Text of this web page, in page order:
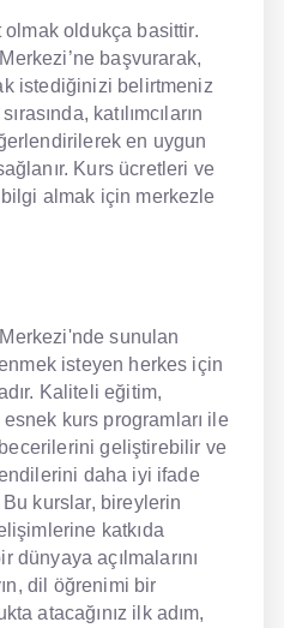
olmak oldukça basittir.
başvurarak,
istediğinizi belirtmeniz
katılımcıların
en uygun
Kurs ücretleri ve
almak için merkezle
sunulan
isteyen herkes için
Kaliteli eğitim,
kurs programları ile
becerilerini geliştirebilir ve
daha iyi ifade
kurslar, bireylerin
katkıda
dünyaya açılmalarını
dil öğrenimi bir
atacağınız ilk adım,